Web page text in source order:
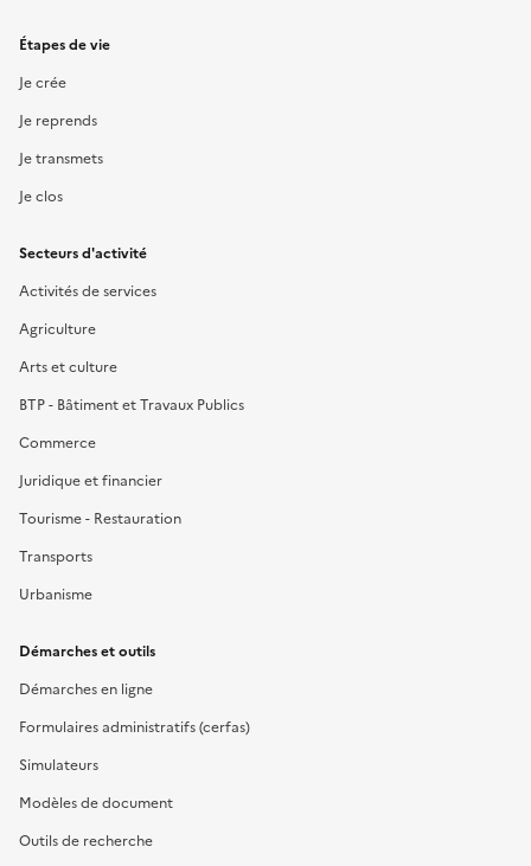
Étapes de vie
Je crée
Je reprends
Je transmets
Je clos
Secteurs d'activité
Activités de services
Agriculture
Arts et culture
BTP - Bâtiment et Travaux Publics
Commerce
Juridique et financier
Tourisme - Restauration
Transports
Urbanisme
Démarches et outils
Démarches en ligne
Formulaires administratifs (cerfas)
Simulateurs
Modèles de document
Outils de recherche